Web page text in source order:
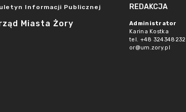
Informacji Publicznej
Miasta Żory
REDAKCJA
Administrator
Karina Kostka
tel. +48 324348232
or@um.zory.pl